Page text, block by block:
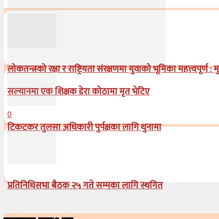
सल्यानमा एक शिक्षक डेरा कोठामा मृत भेटिए
0
लोकतन्त्रको रक्षा र राष्ट्रियता संरक्षणमा युवाको भूमिका महत्त्वपूर्ण :
टिकटकर तुलसा अधिकारी पुर्पक्षका लागि थुनामा
प्रतिनिधिसभा बैठक २५ गते सम्मका लागि स्थगित